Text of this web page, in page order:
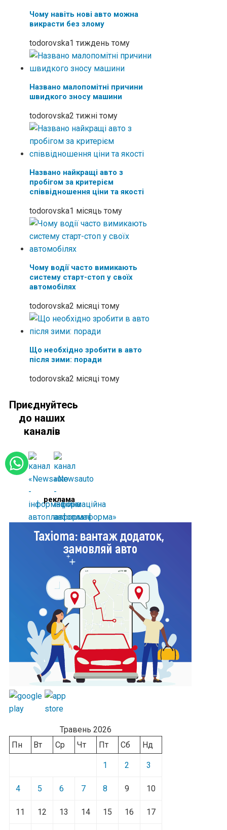
Чому навіть нові авто можна
викрасти без злому
todorovska1 тиждень тому
Названо малопомітні причини
швидкого зносу машини
todorovska2 тижні тому
Названо найкращі авто з
пробігом за критерієм
співвідношення ціни та якості
todorovska1 місяць тому
Чому водії часто вимикають
систему старт-стоп у своїх
автомобілях
todorovska2 місяці тому
Що необхідно зробити в авто
після зими: поради
todorovska2 місяці тому
Приєднуйтесь
до наших
каналів
реклама
Травень 2026
Пн
Вт Ср Чт Пт Сб Нд
1 2 3
4 5 6 7 8 9 10
11 12 13 14 15 16 17